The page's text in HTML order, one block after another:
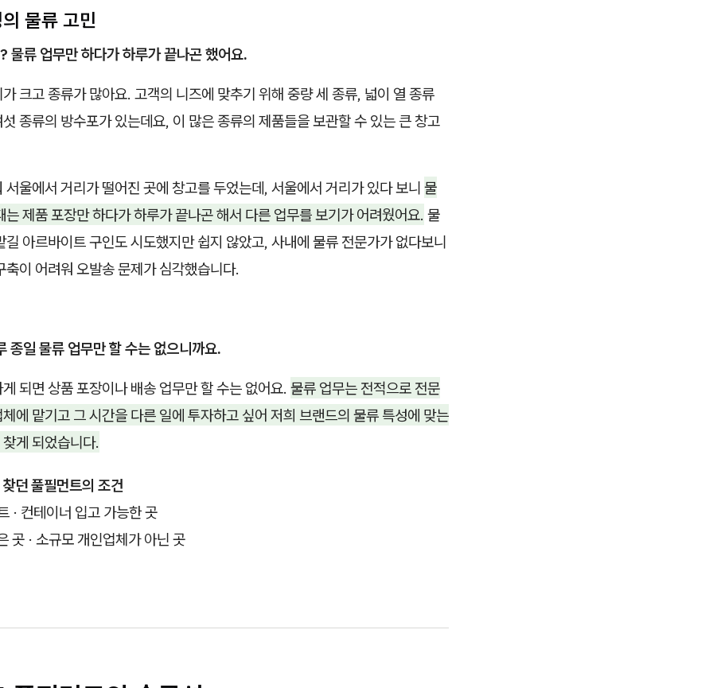
물류 고민
물류 업무만 하다가 하루가 끝나곤 했어요.
크고 종류가 많아요. 고객의 니즈에 맞추기 위해 중량 세 종류, 넓이 열 종류
종류의 방수포가 있는데요, 이 많은 종류의 제품들을 보관할 수 있는 큰 창고
서울에서 거리가 떨어진 곳에 창고를 두었는데, 서울에서 거리가 있다 보니 물
는 제품 포장만 하다가 하루가 끝나곤 해서 다른 업무를 보기가 어려웠어요. 물
길 아르바이트 구인도 시도했지만 쉽지 않았고, 사내에 물류 전문가가 없다보니
축이 어려워 오발송 문제가 심각했습니다.
종일 물류 업무만 할 수는 없으니까요.
되면 상품 포장이나 배송 업무만 할 수는 없어요. 물류 업무는 전적으로 전문
에 맡기고 그 시간을 다른 일에 투자하고 싶어 저희 브랜드의 물류 특성에 맞는
게 되었습니다.
던 풀필먼트의 조건
· 컨테이너 입고 가능한 곳
곳 · 소규모 개인업체가 아닌 곳